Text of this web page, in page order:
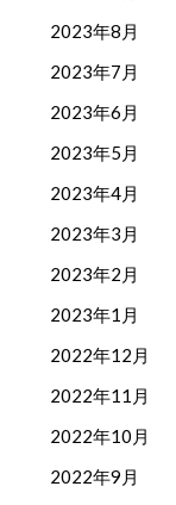
2023年8月
2023年7月
2023年6月
2023年5月
2023年4月
2023年3月
2023年2月
2023年1月
2022年12月
2022年11月
2022年10月
2022年9月